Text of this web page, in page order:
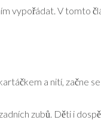
vypořádat. V tomto
a nití, začne
zubů. Děti i